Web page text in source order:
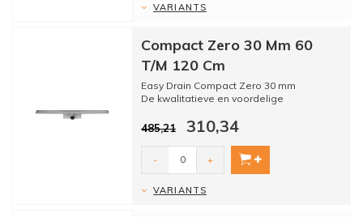
VARIANTS
Compact Zero 30 Mm 60
T/M 120 Cm
Easy Drain Compact Zero 30 mm
De kwalitatieve en voordelige
485,21 310,34
- +
VARIANTS